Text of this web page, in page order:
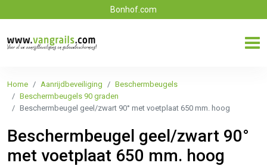
Bonhof.com
Home Aanrijdbeveiliging
Beschermbeugels
Beschermbeugels 90 graden
Beschermbeugel geel/zwart 90° met voetplaat 650 mm. hoog
Beschermbeugel geel/zwart 90°
met voetplaat 650 mm. hoog